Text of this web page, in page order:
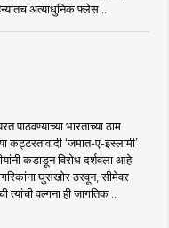
अत्याधुनिक फ्लेस ..
पाठवण्याच्या भारताच्या ठाम
कट्टरतावादी ‘जमात-ए-इस्लामी’
कडाडून विरोध दर्शवला आहे.
घुसखोर ठरवून, सीमेवर
त्यांची वल्गना ही जागतिक ..